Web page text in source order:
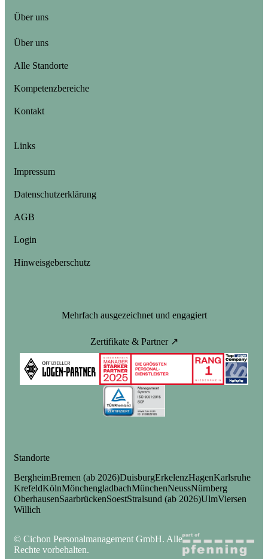
Über uns
Über uns
Alle Standorte
Kompetenzbereiche
Kontakt
Links
Impressum
Datenschutzerklärung
AGB
Login
Hinweisgeberschutz
Mehrfach ausgezeichnet und engagiert
Zertifikate & Partner ↗
Standorte
BergheimBremen (ab 2026)DuisburgErkelenzHagenKarlsruhe
KrefeldKölnMönchengladbachMünchenNeussNürnberg
OberhausenSaarbrückenSoestStralsund (ab 2026)UlmViersen
Willich
© Cichon Personalmanagement GmbH. Alle
Rechte vorbehalten.